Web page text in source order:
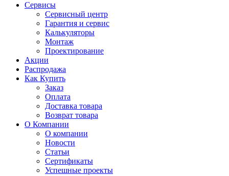
Сервисы
Сервисный центр
Гарантия и сервис
Калькуляторы
Монтаж
Проектирование
Акции
Распродажа
Как Купить
Заказ
Оплата
Доставка товара
Возврат товара
О Компании
О компании
Новости
Статьи
Сертификаты
Успешные проекты